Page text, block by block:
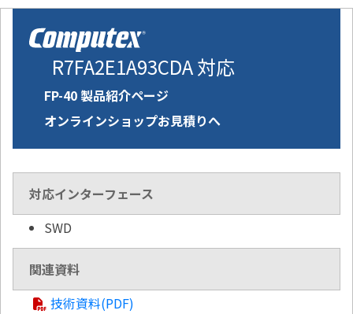
R7FA2E1A93CDA 対応
FP-40 製品紹介ページ
オンラインショップお見積りへ
対応インターフェース
SWD
関連資料
技術資料(PDF)